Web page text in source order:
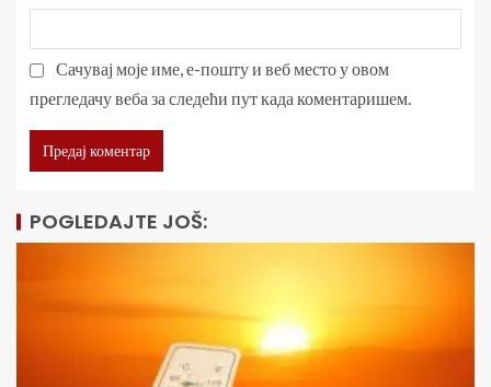
Сачувај моје име, е-пошту и веб место у овом
прегледачу веба за следећи пут када коментаришем.
POGLEDAJTE JOŠ: